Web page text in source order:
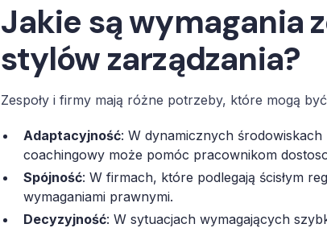
Jakie są wymagania
stylów zarządzania?
Zespoły i firmy mają różne potrzeby, które mogą
Adaptacyjność: W dynamicznych
coachingowy może pomóc pracownikom
Spójność: W firmach, które podlegają ścisłym
wymaganiami prawnymi.
Decyzyjność: W sytuacjach wymagających